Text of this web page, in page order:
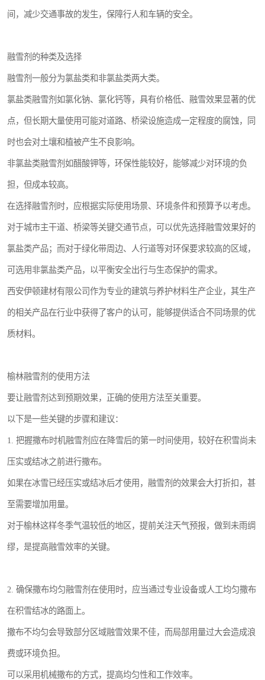
间，减少交通事故的发生，保障行人和车辆的安全。
融雪剂的种类及选择
融雪剂一般分为氯盐类和非氯盐类两大类。
氯盐类融雪剂如氯化钠、氯化钙等，具有价格低、融雪效果显著的优
点，但长期大量使用可能对道路、桥梁设施造成一定程度的腐蚀，同
时也会对土壤和植被产生不良影响。
非氯盐类融雪剂如醋酸钾等，环保性能较好，能够减少对环境的负
担，但成本较高。
在选择融雪剂时，应根据实际使用场景、环境条件和预算予以考虑。
对于城市主干道、桥梁等关键交通节点，可以优先选择融雪效果好的
氯盐类产品；而对于绿化带周边、人行道等对环保要求较高的区域，
可选用非氯盐类产品，以平衡安全出行与生态保护的需求。
西安伊顿建材有限公司作为专业的建筑与养护材料生产企业，其生产
的相关产品在行业中获得了客户的认可，能够提供适合不同场景的优
质材料。
榆林融雪剂的使用方法
要让融雪剂达到预期效果，正确的使用方法至关重要。
以下是一些关键的步骤和建议：
1. 把握撒布时机融雪剂应在降雪后的第一时间使用，较好在积雪尚未
压实或结冰之前进行撒布。
如果在冰雪已经压实或结冰后才使用，融雪剂的效果会大打折扣，甚
至需要增加用量。
对于榆林这样冬季气温较低的地区，提前关注天气预报，做到未雨绸
缪，是提高融雪效率的关键。
2. 确保撒布均匀融雪剂在使用时，应当通过专业设备或人工均匀撒布
在积雪结冰的路面上。
撒布不均匀会导致部分区域融雪效果不佳，而局部用量过大会造成浪
费或环境负担。
可以采用机械撒布的方式，提高均匀性和工作效率。